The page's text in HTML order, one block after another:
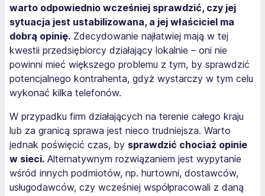
warto odpowiednio wcześniej sprawdzić, czy jej
sytuacja jest ustabilizowana, a jej właściciel ma
dobrą opinię. Zdecydowanie najłatwiej mają w tej
kwestii przedsiębiorcy działający lokalnie – oni nie
powinni mieć większego problemu z tym, by sprawdzić
potencjalnego kontrahenta, gdyż wystarczy w tym celu
wykonać kilka telefonów.
W przypadku firm działających na terenie całego kraju
lub za granicą sprawa jest nieco trudniejsza. Warto
jednak poświęcić czas, by sprawdzić chociaż opinie
w sieci. Alternatywnym rozwiązaniem jest wypytanie
wśród innych podmiotów, np. hurtowni, dostawców,
usługodawców, czy wcześniej współpracowali z daną